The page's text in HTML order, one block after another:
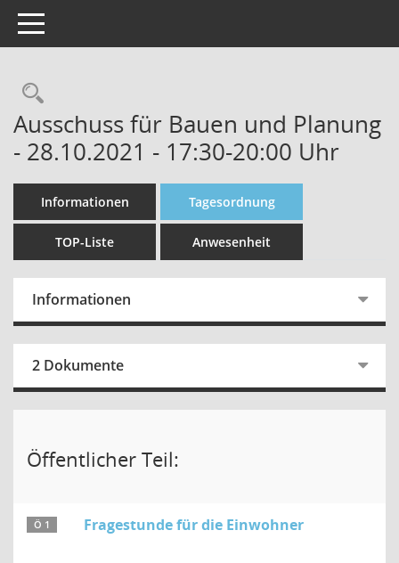
Toggle navigation
Rechercheauswahl
Ausschuss für Bauen und Planung
- 28.10.2021 - 17:30-20:00 Uhr
Informationen Tagesordnung
TOP-Liste Anwesenheit
Informationen
2 Dokumente
Öffentlicher Teil:
Ö 1 Fragestunde für die Einwohner